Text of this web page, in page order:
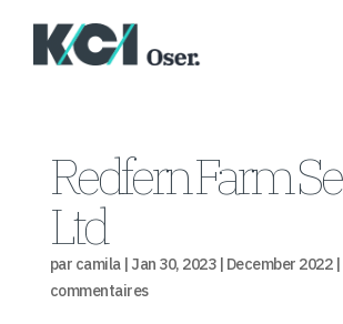
Redfern Farm
Ltd
par camila| Jan 30, 2023| December 2022|
commentaires